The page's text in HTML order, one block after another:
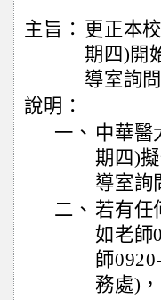
主旨： 更正本
期四)開
導室詢
說明：
一、 中華醫
期四)
導室詢
二、 若有任
如老師
師
務處)